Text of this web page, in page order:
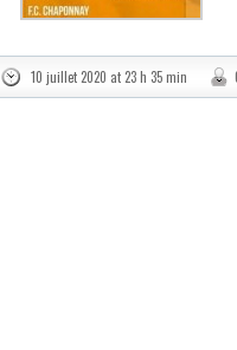
10 juillet 2020 at 23 h 35 min